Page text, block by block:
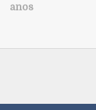
anos